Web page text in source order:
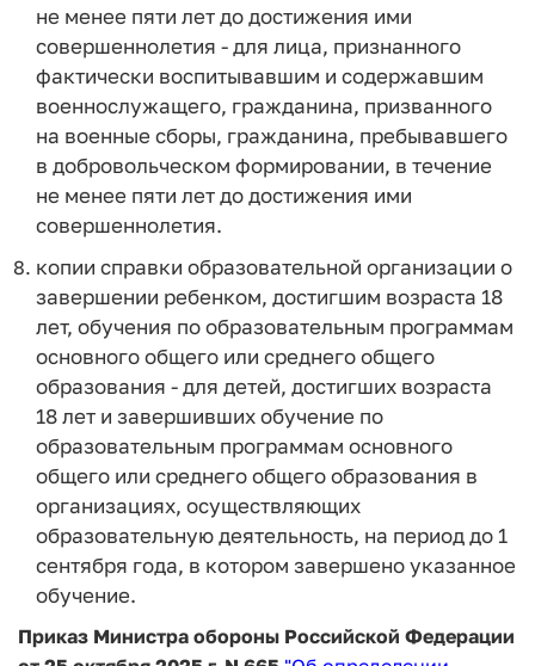
не менее пяти лет до достижения ими
совершеннолетия - для лица, признанного
фактически воспитывавшим и содержавшим
военнослужащего, гражданина, призванного
на военные сборы, гражданина, пребывавшего
в добровольческом формировании, в течение
не менее пяти лет до достижения ими
совершеннолетия.
копии справки образовательной организации о
завершении ребенком, достигшим возраста 18
лет, обучения по образовательным программам
основного общего или среднего общего
образования - для детей, достигших возраста
18 лет и завершивших обучение по
образовательным программам основного
общего или среднего общего образования в
организациях, осуществляющих
образовательную деятельность, на период до 1
сентября года, в котором завершено указанное
обучение.
Приказ Министра обороны Российской Федерации